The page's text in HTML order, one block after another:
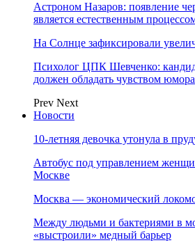
Астроном Назаров: появление
является естественным
На Солнце зафиксировали
Психолог ЦПК Шевченко:
должен обладать чувством юмора
Prev Next
Новости
10-летняя девочка утонула в
Автобус под управлением
Москве
Москва — экономический
Между людьми и бактериями в
«выстроили» медный барьер